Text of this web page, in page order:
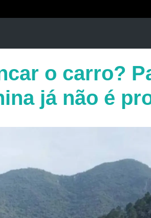
o carro?
já não é